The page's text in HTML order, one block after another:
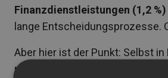
Finanzdienstleistungen (1,2 %)
lange Entscheidungsprozesse.
Aber hier ist der Punkt: Selbst
niedrigerer Conversion liefern